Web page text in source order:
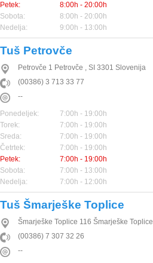
Petek:
8:00h - 20:00h
Sobota:
8:00h - 20:00h
Nedelja:
9:00h - 13:00h
Tuš Petrovče
Petrovče 1 Petrovče , SI 3301 Slovenija
(00386) 3 713 33 77
--
Ponedeljek:
7:00h - 19:00h
Torek:
7:00h - 19:00h
Sreda:
7:00h - 19:00h
Četrtek:
7:00h - 19:00h
Petek:
7:00h - 19:00h
Sobota:
7:00h - 13:00h
Nedelja:
7:00h - 12:00h
Tuš Šmarješke Toplice
Šmarješke Toplice 116 Šmarješke Toplice
(00386) 7 307 32 26
--